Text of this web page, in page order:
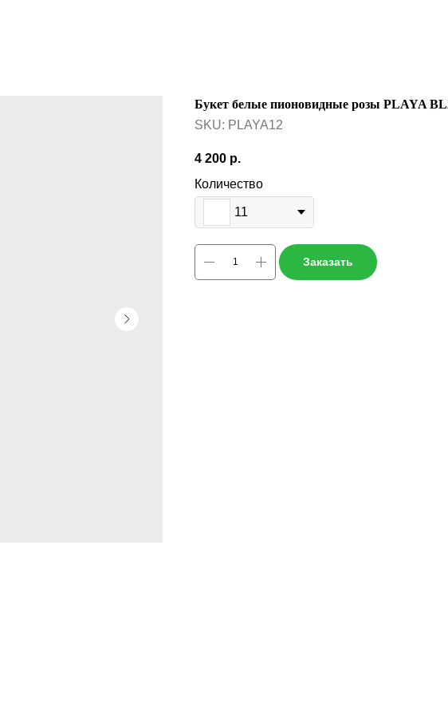
Букет белые пионовидные розы PLAYA
SKU: PLAYA12
4 200 р.
Количество
11
Заказать